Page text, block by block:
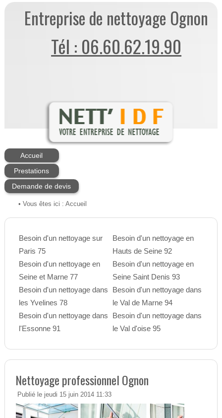
Entreprise de nettoyage Ognon
Tél : 06.60.62.19.90
Accueil
Prestations
Demande de devis
• Vous êtes ici : Accueil
Besoin d'un nettoyage sur
Paris 75
Besoin d'un nettoyage en
Seine et Marne 77
Besoin d'un nettoyage dans
les Yvelines 78
Besoin d'un nettoyage dans
l'Essonne 91
Besoin d'un nettoyage en
Hauts de Seine 92
Besoin d'un nettoyage en
Seine Saint Denis 93
Besoin d'un nettoyage dans
le Val de Marne 94
Besoin d'un nettoyage dans
le Val d'oise 95
Nettoyage professionnel Ognon
Publié le jeudi 15 juin 2014 11:33